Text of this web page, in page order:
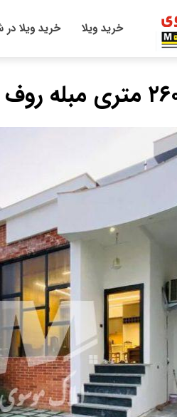
خرید ویلا خرید ویلا در